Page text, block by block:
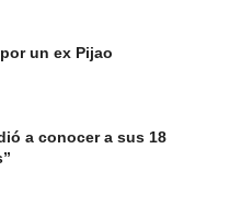
un ex Pijao
a conocer a sus 18